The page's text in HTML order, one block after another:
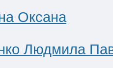
Оксана
Людмила